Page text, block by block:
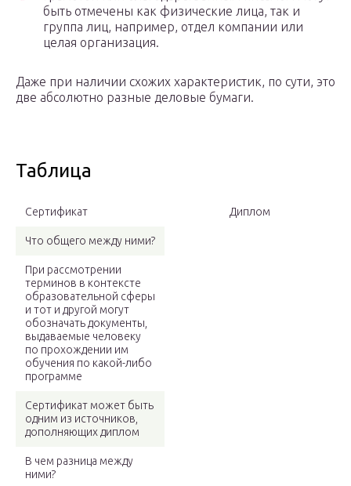
быть отмечены как физические лица, так и
группа лиц, например, отдел компании или
целая организация.
Даже при наличии схожих характеристик, по сути, это
две абсолютно разные деловые бумаги.
Таблица
Сертификат Диплом
Что общего между ними?
При рассмотрении
терминов в контексте
образовательной сферы
и тот и другой могут
обозначать документы,
выдаваемые человеку
по прохождении им
обучения по какой-либо
программе
Сертификат может быть
одним из источников,
дополняющих диплом
В чем разница между
ними?